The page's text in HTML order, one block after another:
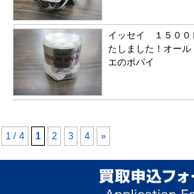
イッセイ １５００
たしました！オー
エのポパイ
1 / 4 1 2 3 4 »